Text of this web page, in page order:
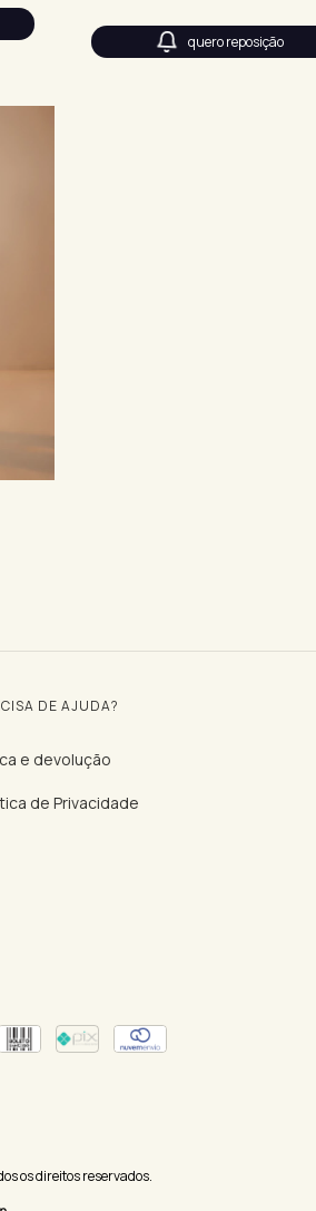
quero reposição
DE AJUDA?
e devolução
de Privacidade
os direitos reservados.